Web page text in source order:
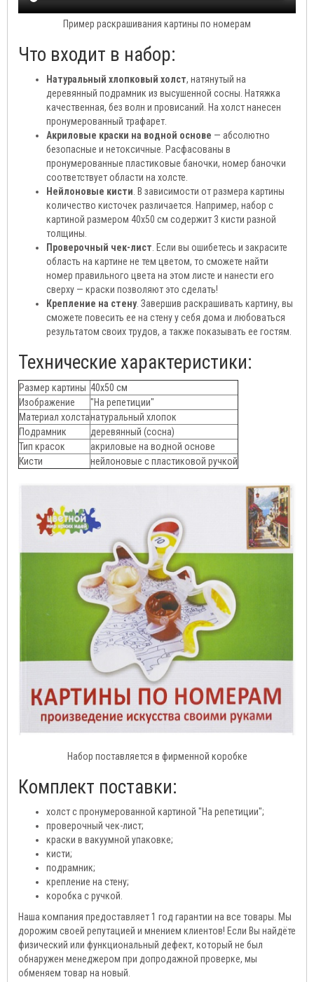
Пример раскрашивания картины по номерам
Что входит в набор:
Натуральный хлопковый холст, натянутый на
деревянный подрамник из высушенной сосны. Натяжка
качественная, без волн и провисаний. На холст нанесен
пронумерованный трафарет.
Акриловые краски на водной основе — абсолютно
безопасные и нетоксичные. Расфасованы в
пронумерованные пластиковые баночки, номер баночки
соответствует области на холсте.
Нейлоновые кисти . В зависимости от размера картины
количество кисточек различается. Например, набор с
картиной размером 40х50 см содержит 3 кисти разной
толщины.
Проверочный чек-лист . Если вы ошибетесь и закрасите
область на картине не тем цветом, то сможете найти
номер правильного цвета на этом листе и нанести его
сверху — краски позволяют это сделать!
Крепление на стену. Завершив раскрашивать картину, вы
сможете повесить ее на стену у себя дома и любоваться
результатом своих трудов, а также показывать ее гостям.
Технические характеристики:
Размер картины 40х50 см
Изображение
"На репетиции"
Материал холстанатуральный хлопок
Подрамник
деревянный (сосна)
Тип красок
акриловые на водной основе
Кисти
нейлоновые c пластиковой ручкой
Набор поставляется в фирменной коробке
Комплект поставки:
холст с пронумерованной картиной "На репетиции";
проверочный чек-лист;
краски в вакуумной упаковке;
кисти;
подрамник;
крепление на стену;
коробка с ручкой.
Наша компания предоставляет 1 год гарантии на все товары. Мы
дорожим своей репутацией и мнением клиентов! Если Вы найдёте
физический или функциональный дефект, который не был
обнаружен менеджером при допродажной проверке, мы
обменяем товар на новый.